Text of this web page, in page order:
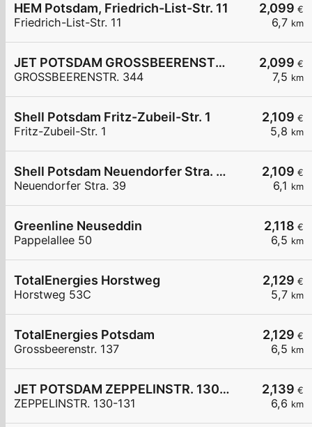
2,099 €
6,7 km
HEM Potsdam, Friedrich-List-Str. 11
Friedrich-List-Str. 11
2,099 €
7,5 km
JET POTSDAM GROSSBEERENSTR. 344
GROSSBEERENSTR. 344
2,109 €
5,8 km
Shell Potsdam Fritz-Zubeil-Str. 1
Fritz-Zubeil-Str. 1
2,109 €
6,1 km
Shell Potsdam Neuendorfer Stra. 39
Neuendorfer Stra. 39
2,118 €
6,5 km
Greenline Neuseddin
Pappelallee 50
2,129 €
5,7 km
TotalEnergies Horstweg
Horstweg 53C
2,129 €
6,5 km
TotalEnergies Potsdam
Grossbeerenstr. 137
2,139 €
6,6 km
JET POTSDAM ZEPPELINSTR. 130-131
ZEPPELINSTR. 130-131